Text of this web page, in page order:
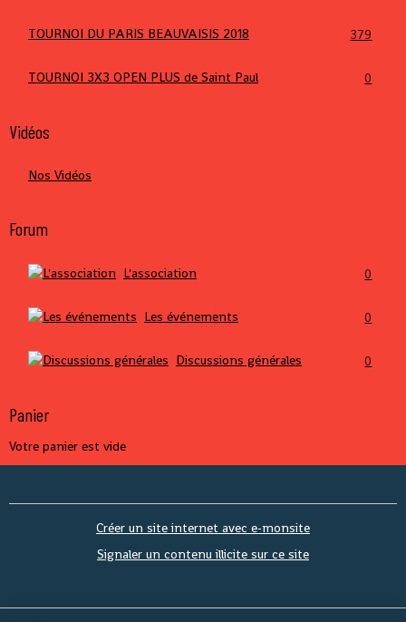
TOURNOI DU PARIS BEAUVAISIS 2018 379
TOURNOI 3X3 OPEN PLUS de Saint Paul 0
Vidéos
Nos Vidéos
Forum
L'association 0
Les événements 0
Discussions générales 0
Panier
Votre panier est vide
Créer un site internet avec e-monsite
Signaler un contenu illicite sur ce site